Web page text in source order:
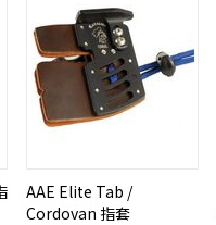
AAE Elite Tab /
Cordovan 指套